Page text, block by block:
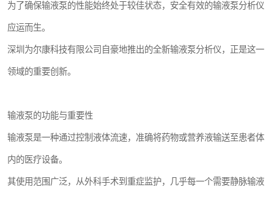
为了确保输液泵的性能始终处于较佳状态，安全有效的输液泵分析仪
应运而生。
深圳为尔康科技有限公司自豪地推出的全新输液泵分析仪，正是这一
领域的重要创新。
输液泵的功能与重要性
输液泵是一种通过控制液体流速，准确将药物或营养液输送至患者体
内的医疗设备。
其使用范围广泛，从外科手术到重症监护，几乎每一个需要静脉输液